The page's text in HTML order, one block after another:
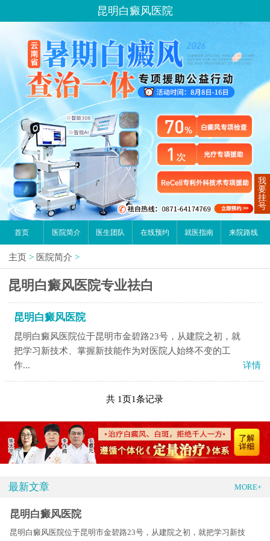
昆明白癜风医院
首页 医院简介 医生团队 在线预约 就医指南 来院路线
主页 > 医院简介 >
昆明白癜风医院专业祛白
昆明白癜风医院
昆明白癜风医院位于昆明市金碧路23号，从建院之初，就
把学习新技术、掌握新技能作为对医院人始终不变的工
作...
详情
共 1页1条记录
最新文章 MORE+
昆明白癜风医院
昆明白癜风医院位于昆明市金碧路23号，从建院之初，就把学习新技
我
要
挂
号